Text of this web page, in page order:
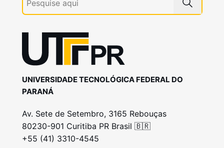
UNIVERSIDADE TECNOLÓGICA FEDERAL DO
PARANÁ
Av. Sete de Setembro, 3165 Rebouças
80230-901 Curitiba PR Brasil 🇧🇷
+55 (41) 3310-4545